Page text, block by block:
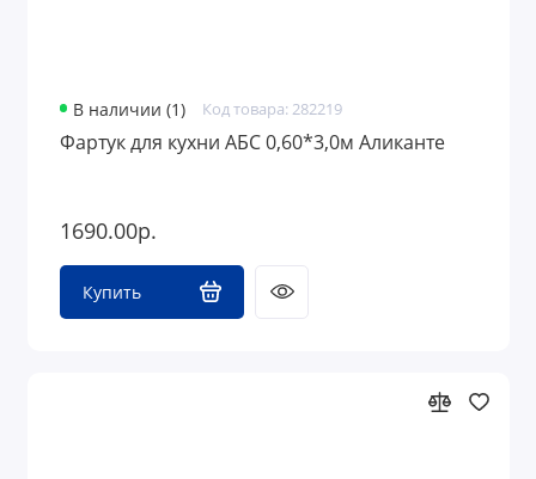
В наличии (1) Код товара: 282219
Фартук для кухни АБС 0,60*3,0м Аликанте
1690.00р.
Купить